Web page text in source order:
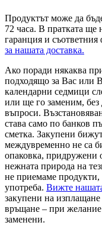
Продуктът може да
72 часа. В пратката ще
гаранция и
за нашата доставка.
Ако поради някаква
подходящо за Вас или
календарни седмици
или ще го заменим, без
въпроси.
става само по банков
сметка. Закупени
междувременно не са
опаковка, придружени
нежната природа на
не приемаме
употреба. Вижте
закупени на
връщане – при желание
заменени.